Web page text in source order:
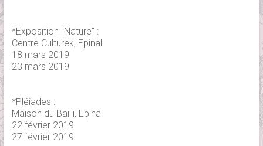
*Exposition "Nature" :
Centre Culturek, Epinal
18 mars 2019
23 mars 2019
*Pléiades :
Maison du Bailli, Epinal
22 février 2019
27 février 2019